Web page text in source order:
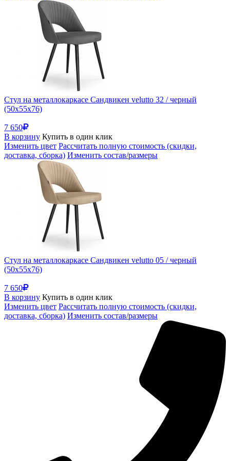
Стул на металлокаркасе Сандвикен velutto 32 / черный
(50x55x76)
7 650
В корзину Купить в один клик
Изменить цвет Рассчитать полную стоимость (скидки,
доставка, сборка) Изменить состав/размеры
Стул на металлокаркасе Сандвикен velutto 05 / черный
(50x55x76)
7 650
В корзину Купить в один клик
Изменить цвет Рассчитать полную стоимость (скидки,
доставка, сборка) Изменить состав/размеры